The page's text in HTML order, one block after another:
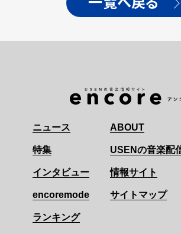
ニュース
特集
インタビュー
encoremode
ランキング
ABOUT
USENの音楽配
情報サイト
サイトマップ